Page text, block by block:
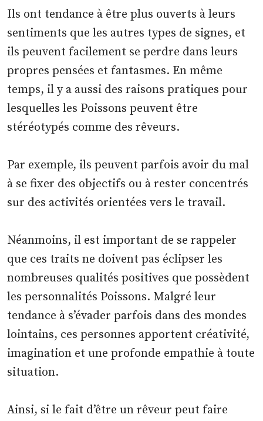
Ils ont tendance à être plus ouverts à leurs
sentiments que les autres types de signes, et
ils peuvent facilement se perdre dans leurs
propres pensées et fantasmes. En même
temps, il y a aussi des raisons pratiques pour
lesquelles les Poissons peuvent être
stéréotypés comme des rêveurs.
Par exemple, ils peuvent parfois avoir du mal
à se fixer des objectifs ou à rester concentrés
sur des activités orientées vers le travail.
Néanmoins, il est important de se rappeler
que ces traits ne doivent pas éclipser les
nombreuses qualités positives que possèdent
les personnalités Poissons. Malgré leur
tendance à s’évader parfois dans des mondes
lointains, ces personnes apportent créativité,
imagination et une profonde empathie à toute
situation.
Ainsi, si le fait d’être un rêveur peut faire